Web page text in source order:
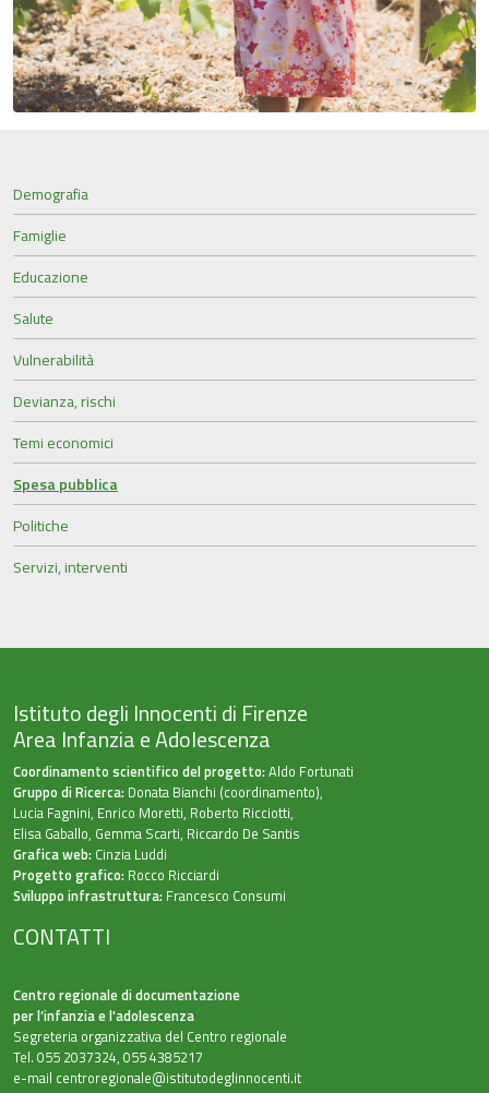
Demografia
Famiglie
Educazione
Salute
Vulnerabilità
Devianza, rischi
Temi economici
Spesa pubblica
Politiche
Servizi, interventi
Istituto degli Innocenti di Firenze
Area Infanzia e Adolescenza
Coordinamento scientifico del progetto: Aldo Fortunati
Gruppo di Ricerca: Donata Bianchi (coordinamento),
Lucia Fagnini, Enrico Moretti, Roberto Ricciotti,
Elisa Gaballo, Gemma Scarti, Riccardo De Santis
Grafica web: Cinzia Luddi
Progetto grafico: Rocco Ricciardi
Sviluppo infrastruttura: Francesco Consumi
CONTATTI
Centro regionale di documentazione
per l’infanzia e l'adolescenza
Segreteria organizzativa del Centro regionale
Tel. 055 2037324, 055 4385217
e-mail centroregionale@istitutodeglinnocenti.it